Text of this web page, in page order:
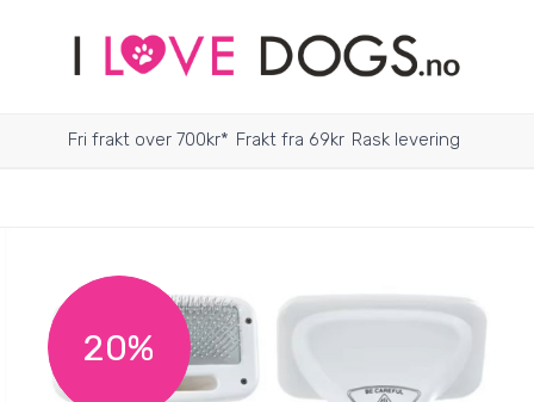
Fri frakt over 700kr* Frakt fra 69kr Rask levering
20%